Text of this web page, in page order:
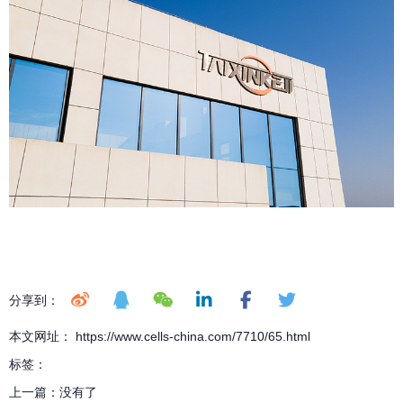
分享到：
本文网址： https://www.cells-china.com/7710/65.html
标签：
上一篇： 没有了